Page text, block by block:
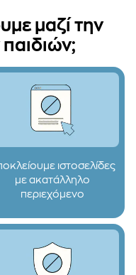
μαζί την
ιστοσελίδες
με ακατάλληλο
περιεχόμενο